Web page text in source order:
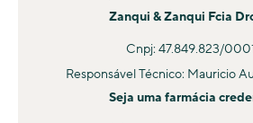
Zanqui & Zanqui Fcia
Cnpj: 47.849.823/
Responsável Técnico: Mauricio
Seja uma farmácia